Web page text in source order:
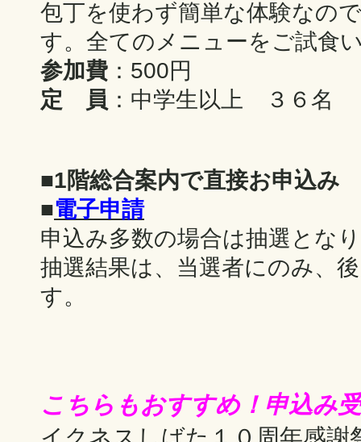
包丁を使わず簡単な体験なの
す。全てのメニューをご試食
参加費 ：500円
定 員 ：中学生以上 ３６名
■1階総合案内で直接お申込み
■電子申請
申込み多数の場合は抽選とな
抽選結果は、当選者にのみ、
す。
こちらもおすすめ！申込み
イクネスしばた１０周年感謝